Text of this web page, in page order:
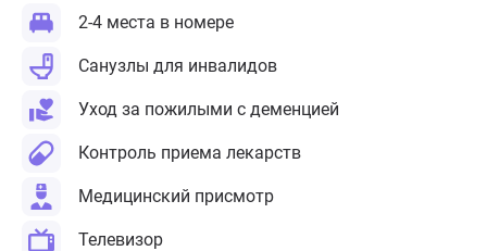
2-4 места в номере
Санузлы для инвалидов
Уход за пожилыми с деменцией
Контроль приема лекарств
Медицинский присмотр
Телевизор